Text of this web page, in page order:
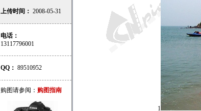
上传时间： 2008-05-31
电话：
13117796001
QQ： 89510952
购图请参阅： 购图指南
1